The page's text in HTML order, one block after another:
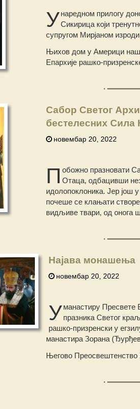
Унаредном прилогу
Сикирица који
супругом Мирјаном
Њихов дом у Америци наш
Епархије рашко-
Сабор Светог
бестелесних Сила
новембар 20, 2022
П обожно празновати
Отаца, одбацивши
идолопоклоника. Јер још
почеше се клањати
видљиве твари, од онога
Најава монашења
новембар 20, 2022
У манастиру Пресвете
празника Светог
рашко-призренски у
манастира Зорана
Његово Преосвештенство